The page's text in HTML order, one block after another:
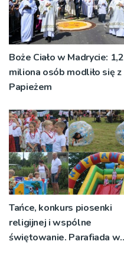
Boże Ciało w Madrycie: 1,2
miliona osób modliło się z
Papieżem
Tańce, konkurs piosenki
religijnej i wspólne
świętowanie. Parafiada w